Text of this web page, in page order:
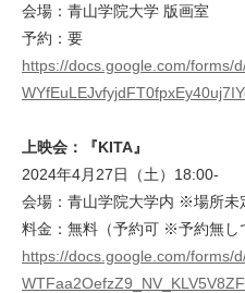
会場：青山学院大学 版画室
予約：要
https://docs.google.com/forms/
上映会：『KITA』
2024年4月27日（土）18:00-
会場：青山学院大学内 ※場所未
料金：無料（予約可 ※予約無し
https://docs.google.com/forms/